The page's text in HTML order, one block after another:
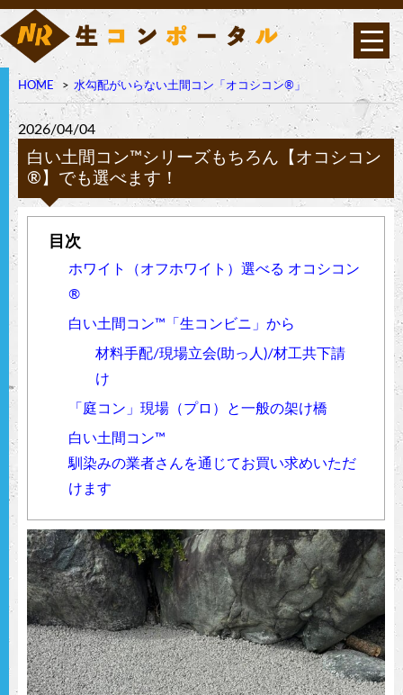
オコシコン®︎は高い透水
性を持ちながら表面強
度・曲げ強度に優れたポ
ーラス構造の高強度コン
クリート
HOME 水勾配がいらない土間コン「オコシコン®︎」
2026/04/04
白い土間コン™︎シリーズもちろん【オコシコン
®︎】でも選べます！
ホワイト（オフホワイト）選べる オコシコン
®︎
白い土間コン™︎「生コンビニ」から
材料手配/現場立会(助っ人)/材工共下請
け
「庭コン」現場（プロ）と一般の架け橋
白い土間コン™︎
馴染みの業者さんを通じてお買い求めいただ
けます